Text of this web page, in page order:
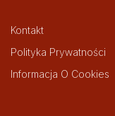
Kontakt
Polityka Prywatności
Informacja O Cookies